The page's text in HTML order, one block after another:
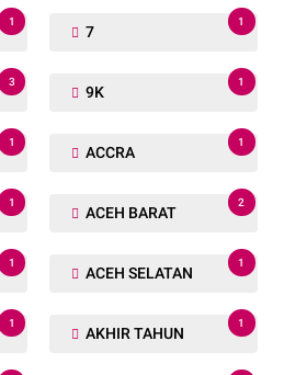
1
7
1
3
9K
1
1
ACCRA
1
1
ACEH BARAT
2
1
ACEH SELATAN
1
1
AKHIR TAHUN
1